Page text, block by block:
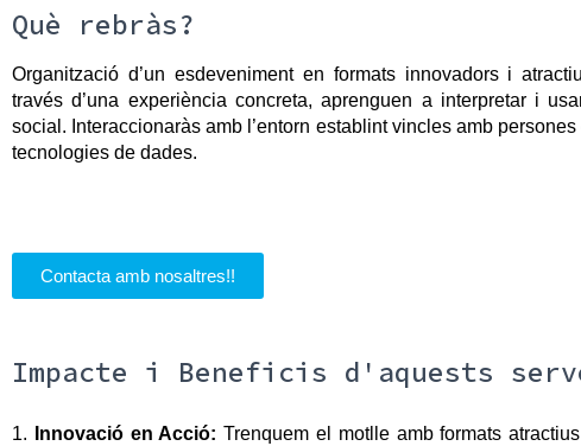
Què rebràs?
Organització d’un esdeveniment en formats innovadors i
través d’una experiència concreta, aprenguen a interpretar i
social. Interaccionaràs amb l’entorn establint vincles amb
tecnologies de dades.
Contacta amb nosaltres!!
Impacte i Beneficis d'aquests
1. Innovació en Acció: Trenquem el motlle amb formats